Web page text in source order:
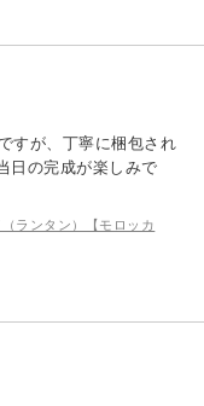
すが、丁寧に梱包され
日の完成が楽しみで
ランタン）【モロッカ